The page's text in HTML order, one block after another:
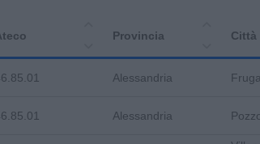
Provincia Città
Alessandria
Alessandria